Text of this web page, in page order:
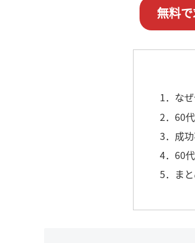
無料
1．な
2．60
3．成
4．60
5．ま